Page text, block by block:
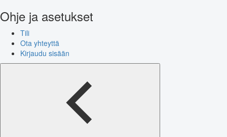
Ohje ja asetukset
Tili
Ota yhteyttä
Kirjaudu sisään